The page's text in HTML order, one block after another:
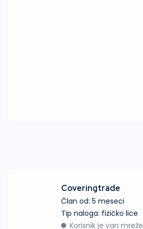
Coveringtrade
Član od: 5 meseci
tip naloga: fizičko lice
Korisnik je van mreže